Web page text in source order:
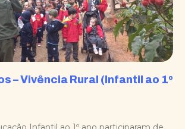
– Vivência Rural (Infantil ao 1º